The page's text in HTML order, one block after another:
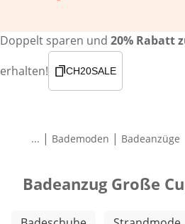
Doppelt sparen und 20% Rabatt
erhalten!
CH20SALE
... | Bademoden | Badeanzüge
Badeanzug Große
Weitere Kategorien überspringen